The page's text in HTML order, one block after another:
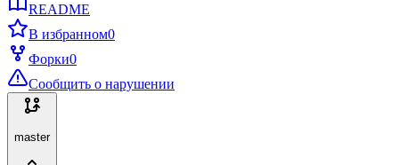
README
В избранном0
Форки0
Сообщить о нарушении
master